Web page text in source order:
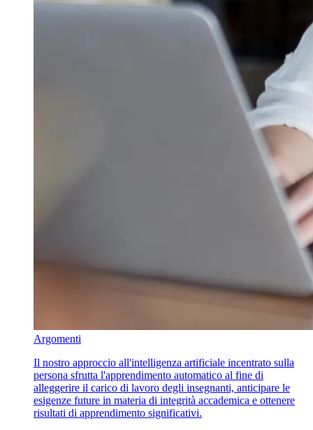
Argomenti
Il nostro approccio all'intelligenza artificiale incentrato sulla
persona sfrutta l'apprendimento automatico al fine di
alleggerire il carico di lavoro degli insegnanti, anticipare le
esigenze future in materia di integrità accademica e ottenere
risultati di apprendimento significativi.